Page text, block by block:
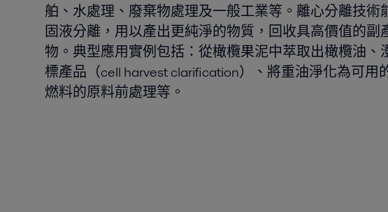
舶、水處理、廢棄物處理及一般工業等。離心分離技術
固液分離，用以產出更純淨的物質，回收具高價值的副
物。典型應用實例包括：從橄欖果泥中萃取出橄欖油、
標產品（cell harvest clarification）、將重油淨化為可用
燃料的原料前處理等。